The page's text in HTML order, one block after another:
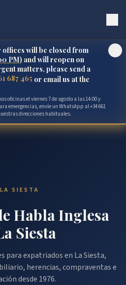
offices will be closed from
PM) and will reopen on
matters, please send a
687 465 or email us at the
oficinas el viernes 7 de agosto a las 14:00 y
emergencias, envíe un WhatsApp al +34 661
direcciones habituales.
LA SIESTA
Habla Inglesa
Siesta
para expatriados en La Siesta,
herencias, compraventas e
desde 1976.